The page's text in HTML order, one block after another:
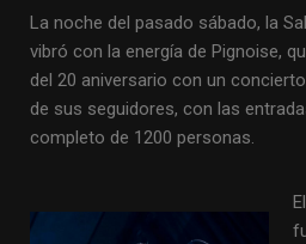
La noche del pasado sábado, la
vibró con la energía de Pignoise,
del 20 aniversario con un
de sus seguidores, con las
completo de 1200 personas.